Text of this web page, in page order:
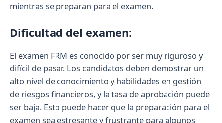
mientras se preparan para el examen.
Dificultad del examen:
El examen FRM es conocido por ser muy riguroso y
difícil de pasar. Los candidatos deben demostrar un
alto nivel de conocimiento y habilidades en gestión
de riesgos financieros, y la tasa de aprobación puede
ser baja. Esto puede hacer que la preparación para el
examen sea estresante y frustrante para algunos